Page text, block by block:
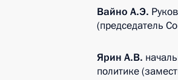
Вайно А.Э.
(председатель
Ярин А.В.
политике